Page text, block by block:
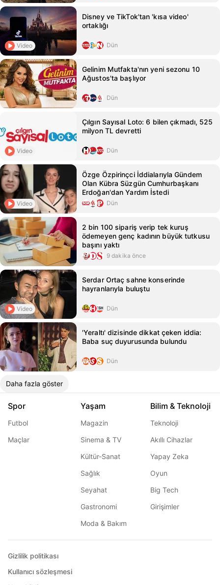
Video
Disney ve TikTok'tan 'kısa video'
ortaklığı
Dün
Gelinim Mutfakta'nın yeni sezonu 10
Ağustos'ta başlıyor
Dün
Video
Çılgın Sayısal Loto: 6 bilen çıkmadı, 525
milyon TL devretti
Dün
Video
Özge Özpirinçci İddialarıyla Gündem
Olan Kübra Süzgün Cumhurbaşkanı
Erdoğan'dan Yardım İstedi
Dün
2 bin 100 sipariş verip tek kuruş
ödemeyen genç kadının büyük tutkusu
başını yaktı
9 dakika önce
Video
Serdar Ortaç sahne konserinde
hayranlarıyla buluştu
Dün
'Yeraltı' dizisinde dikkat çeken iddia:
Baba suç duyurusunda bulundu
Dün
Daha fazla göster
Spor
Futbol
Maçlar
Yaşam
Magazin
Sinema & TV
Kültür-Sanat
Sağlık
Seyahat
Gastronomi
Moda & Bakım
Bilim & Teknoloji
Teknoloji
Akıllı Cihazlar
Yapay Zeka
Oyun
Big Tech
Girişimler
Gizlilik politikası
Kullanıcı sözleşmesi